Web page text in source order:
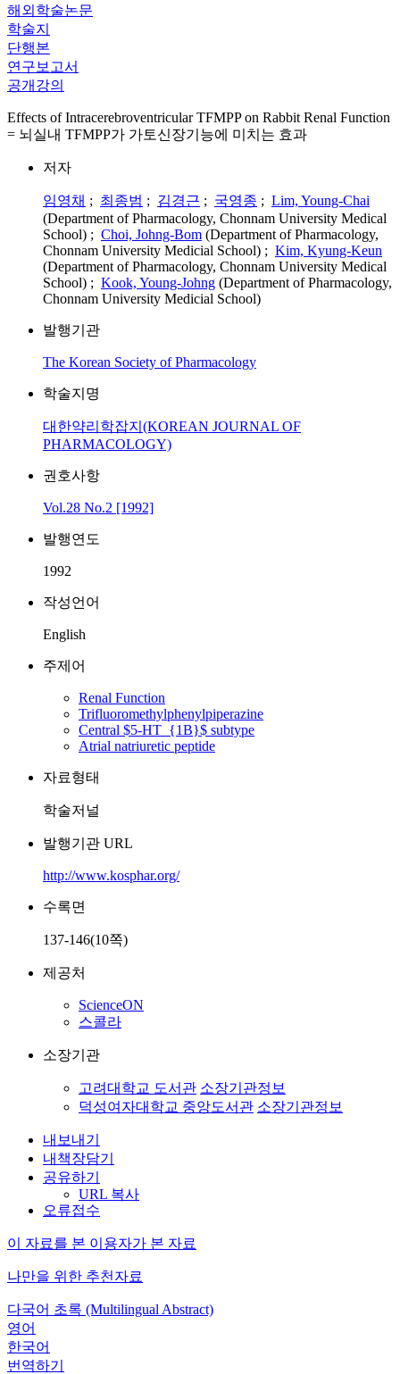
해외학술논문
학술지
단행본
연구보고서
공개강의
Effects of Intracerebroventricular TFMPP on Rabbit Renal Function
= 뇌실내 TFMPP가 가토신장기능에 미치는 효과
저자
임영채 ; 최종범 ; 김경근 ; 국영종 ; Lim, Young-Chai
(Department of Pharmacology, Chonnam University Medical
School) ; Choi, Johng-Bom (Department of Pharmacology,
Chonnam University Medicial School) ; Kim, Kyung-Keun
(Department of Pharmacology, Chonnam University Medical
School) ; Kook, Young-Johng (Department of Pharmacology,
Chonnam University Medicial School)
발행기관
The Korean Society of Pharmacology
학술지명
대한약리학잡지(KOREAN JOURNAL OF
PHARMACOLOGY)
권호사항
Vol.28 No.2 [1992]
발행연도
1992
작성언어
English
주제어
Renal Function
Trifluoromethylphenylpiperazine
Central $5-HT_{1B}$ subtype
Atrial natriuretic peptide
자료형태
학술저널
발행기관 URL
http://www.kosphar.org/
수록면
137-146(10쪽)
제공처
ScienceON
스콜라
소장기관
고려대학교 도서관 소장기관정보
덕성여자대학교 중앙도서관 소장기관정보
내보내기
내책장담기
공유하기
URL 복사
오류접수
이 자료를 본 이용자가 본 자료
나만을 위한 추천자료
다국어 초록 (Multilingual Abstract)
영어
한국어
번역하기